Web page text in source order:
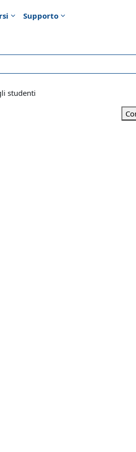
Supporto
studenti